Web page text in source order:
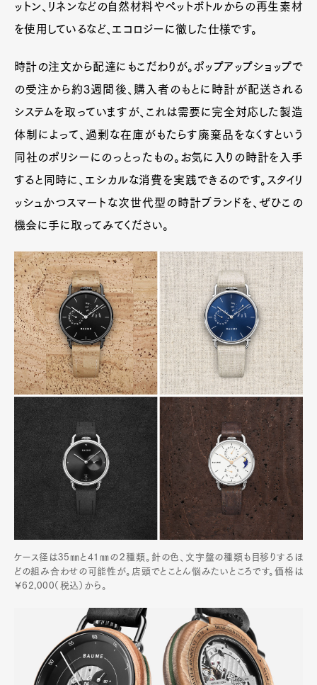
ットン、リネンなどの自然材料やペットボトルからの再生素材
を使用しているなど、エコロジーに徹した仕様です。
時計の注文から配達にもこだわりが。ポップアップショップで
の受注から約3週間後、購入者のもとに時計が配送される
システムを取っていますが、これは需要に完全対応した製造
体制によって、過剰な在庫がもたらす廃棄品をなくすという
同社のポリシーにのっとったもの。お気に入りの時計を入手
すると同時に、エシカルな消費を実践できるのです。スタイリ
ッシュかつスマートな次世代型の時計ブランドを、ぜひこの
機会に手に取ってみてください。
ケース径は35㎜と41㎜の２種類。針の色、文字盤の種類も目移りするほ
どの組み合わせの可能性が。店頭でとことん悩みたいところです。価格は
￥62,000（税込）から。